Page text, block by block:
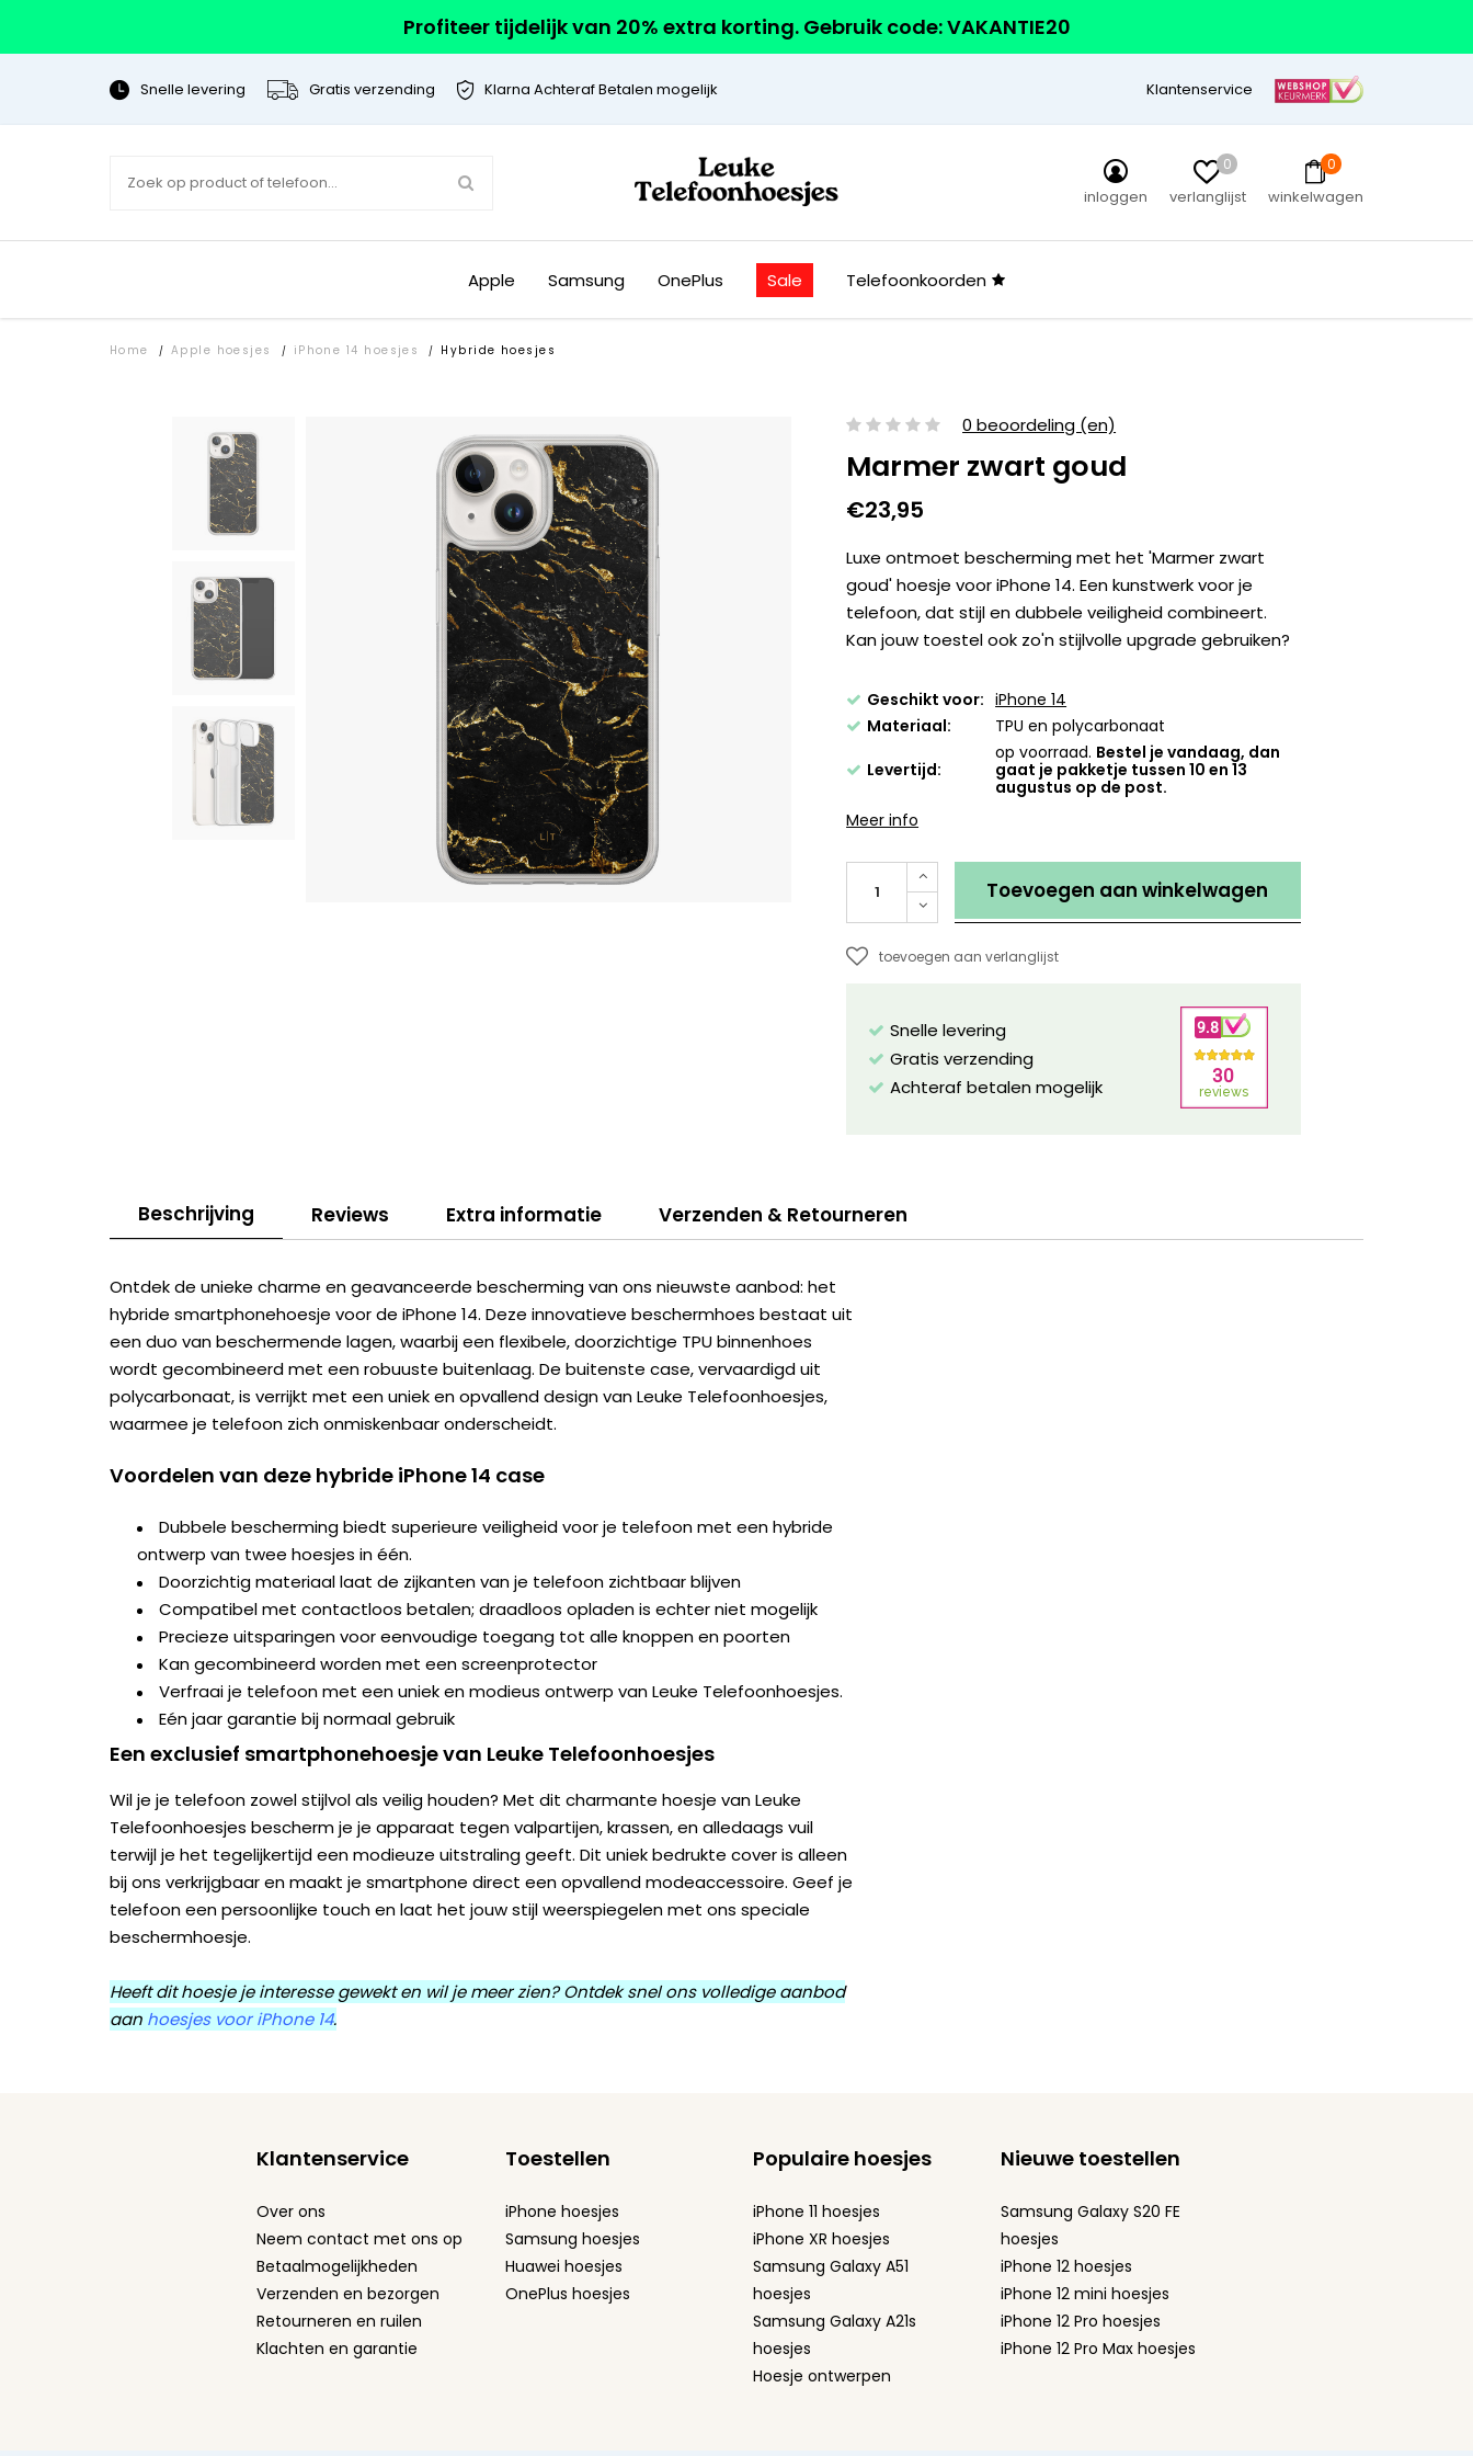
Profiteer tijdelijk van 20% extra korting. Gebruik code: VAKANTIE20
Snelle levering Gratis verzending Klarna Achteraf Betalen mogelijk Klantenservice
inloggen
0
verlanglijst
0
winkelwagen
Apple Samsung OnePlus Sale Telefoonkoorden
Home / Apple hoesjes / iPhone 14 hoesjes / Hybride hoesjes
0 beoordeling (en)
Marmer zwart goud
€23,95
Luxe ontmoet bescherming met het 'Marmer zwart
goud' hoesje voor iPhone 14. Een kunstwerk voor je
telefoon, dat stijl en dubbele veiligheid combineert.
Kan jouw toestel ook zo'n stijlvolle upgrade gebruiken?
Geschikt voor: iPhone 14
Materiaal:
TPU en polycarbonaat
Levertijd:
op voorraad. Bestel je vandaag, dan
gaat je pakketje tussen 10 en 13
augustus op de post.
Meer info
Toevoegen aan winkelwagen
toevoegen aan verlanglijst
Snelle levering
Gratis verzending
Achteraf betalen mogelijk
Beschrijving Reviews Extra informatie Verzenden & Retourneren
Ontdek de unieke charme en geavanceerde bescherming van ons nieuwste aanbod: het
hybride smartphonehoesje voor de iPhone 14. Deze innovatieve beschermhoes bestaat uit
een duo van beschermende lagen, waarbij een flexibele, doorzichtige TPU binnenhoes
wordt gecombineerd met een robuuste buitenlaag. De buitenste case, vervaardigd uit
polycarbonaat, is verrijkt met een uniek en opvallend design van Leuke Telefoonhoesjes,
waarmee je telefoon zich onmiskenbaar onderscheidt.
Voordelen van deze hybride iPhone 14 case
Dubbele bescherming biedt superieure veiligheid voor je telefoon met een hybride
ontwerp van twee hoesjes in één.
Doorzichtig materiaal laat de zijkanten van je telefoon zichtbaar blijven
Compatibel met contactloos betalen; draadloos opladen is echter niet mogelijk
Precieze uitsparingen voor eenvoudige toegang tot alle knoppen en poorten
Kan gecombineerd worden met een screenprotector
Verfraai je telefoon met een uniek en modieus ontwerp van Leuke Telefoonhoesjes.
Eén jaar garantie bij normaal gebruik
Een exclusief smartphonehoesje van Leuke Telefoonhoesjes
Wil je je telefoon zowel stijlvol als veilig houden? Met dit charmante hoesje van Leuke
Telefoonhoesjes bescherm je je apparaat tegen valpartijen, krassen, en alledaags vuil
terwijl je het tegelijkertijd een modieuze uitstraling geeft. Dit uniek bedrukte cover is alleen
bij ons verkrijgbaar en maakt je smartphone direct een opvallend modeaccessoire. Geef je
telefoon een persoonlijke touch en laat het jouw stijl weerspiegelen met ons speciale
beschermhoesje.
Heeft dit hoesje je interesse gewekt en wil je meer zien? Ontdek snel ons volledige aanbod
aan hoesjes voor iPhone 14.
Klantenservice
Over ons
Neem contact met ons op
Betaalmogelijkheden
Verzenden en bezorgen
Retourneren en ruilen
Klachten en garantie
Toestellen
iPhone hoesjes
Samsung hoesjes
Huawei hoesjes
OnePlus hoesjes
Populaire hoesjes
iPhone 11 hoesjes
iPhone XR hoesjes
Samsung Galaxy A51
hoesjes
Samsung Galaxy A21s
hoesjes
Hoesje ontwerpen
Nieuwe toestellen
Samsung Galaxy S20 FE
hoesjes
iPhone 12 hoesjes
iPhone 12 mini hoesjes
iPhone 12 Pro hoesjes
iPhone 12 Pro Max hoesjes